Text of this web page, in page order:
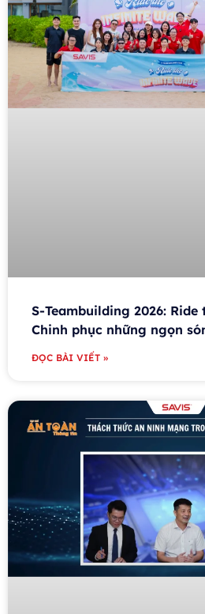
S-Teambuilding 2026:
Chinh phục những ngọn
ĐỌC BÀI VIẾT »